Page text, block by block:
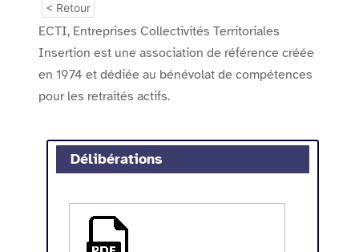
< Retour
ECTI, Entreprises Collectivités Territoriales
Insertion est une association de référence créée
en 1974 et dédiée au bénévolat de compétences
pour les retraités actifs.
Délibérations